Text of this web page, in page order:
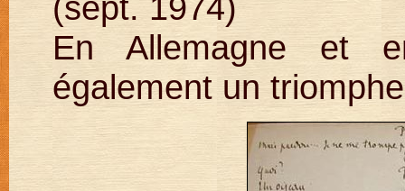
En Allemagne et
également un